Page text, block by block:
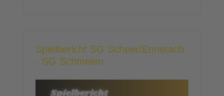
Spielbericht SG Scheer/Ennetach
- SG Schmeien